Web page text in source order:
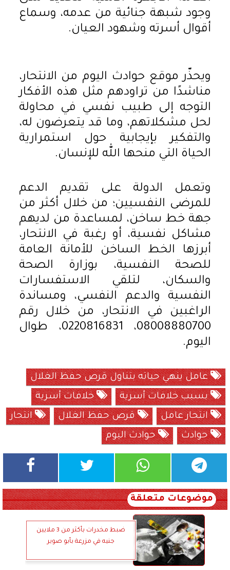
وجود شبهة جنائية من عدمه، وسماع
أقوال أسرته وشهود العيان.
ويحذّر موقع حوادث اليوم من الانتحار،
مناشدًا من تراودهم مثل هذه الأفكار
التوجه إلى طبيب نفسي في محاولة
لحل مشكلاتهم، وما قد يتعرضون له،
والتفكير بإيجابية حول استمرارية
الحياة التي منحها الله للإنسان.
وتعمل الدولة على تقديم الدعم
للمرضى النفسيين؛ من خلال أكثر من
جهة خط ساخن، لمساعدة من لديهم
مشاكل نفسية، أو رغبة في الانتحار،
أبرزها الخط الساخن للأمانة العامة
للصحة النفسية، بوزارة الصحة
والسكان، لتلقي الاستفسارات
النفسية والدعم النفسي، ومساندة
الراغبين في الانتحار، من خلال رقم
08008880700، 0220816831، طوال
اليوم.
عامل ينهي حياته بتناول قرص حفظ الغلال
بسبب خلافات أسرية
خلافات أسرية
انتحار عامل
قرص حفظ الغلال
انتحار
حوادث
حوادث اليوم
موضوعات متعلقة
ضبط مخدرات بأكثر من 3 ملايين
جنيه في مزرعة بأبو صوير